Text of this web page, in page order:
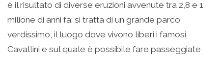
è il risultato di diverse eruzioni avvenute tra 2,8 e 1
milione di anni fa: si tratta di un grande parco
verdissimo, il luogo dove vivono liberi i famosi
Cavallini e sul quale è possibile fare passeggiate